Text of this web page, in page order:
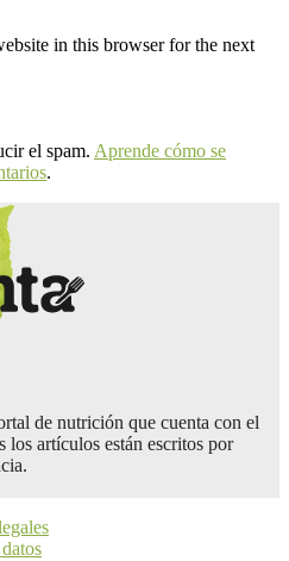
in this browser for the next
el spam. Aprende cómo se
.
de nutrición que cuenta con el
artículos están escritos por